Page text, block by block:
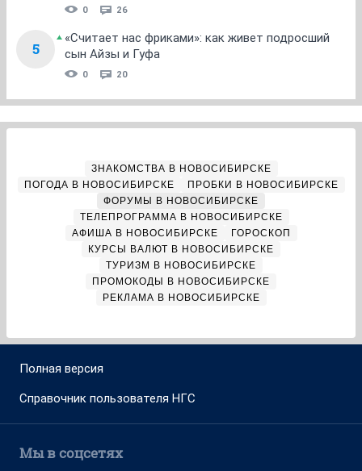
0 26
5
«Считает нас фриками»: как живет подросший
сын Айзы и Гуфа
0 20
ЗНАКОМСТВА В НОВОСИБИРСКЕ
ПОГОДА В НОВОСИБИРСКЕ
ПРОБКИ В НОВОСИБИРСКЕ
ФОРУМЫ В НОВОСИБИРСКЕ
ТЕЛЕПРОГРАММА В НОВОСИБИРСКЕ
АФИША В НОВОСИБИРСКЕ
ГОРОСКОП
КУРСЫ ВАЛЮТ В НОВОСИБИРСКЕ
ТУРИЗМ В НОВОСИБИРСКЕ
ПРОМОКОДЫ В НОВОСИБИРСКЕ
РЕКЛАМА В НОВОСИБИРСКЕ
Полная версия
Справочник пользователя НГС
Мы в соцсетях